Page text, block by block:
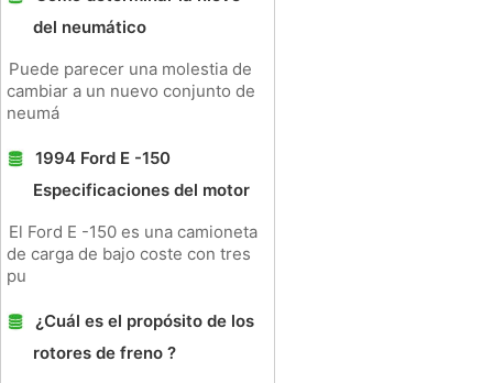
del neumático
Puede parecer una molestia de
cambiar a un nuevo conjunto de
neumá
1994 Ford E -150
Especificaciones del motor
El Ford E -150 es una camioneta
de carga de bajo coste con tres
pu
¿Cuál es el propósito de los
rotores de freno ?